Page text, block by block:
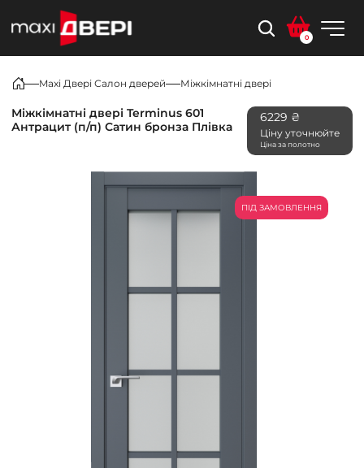
0
Maxi Двері Салон дверей Міжкімнатні двері
Міжкімнатні двері Terminus 601
Антрацит (п/п) Сатин бронза Плівка
6229 ₴
Ціну уточнюйте
Ціна за полотно
ПІД ЗАМОВЛЕННЯ